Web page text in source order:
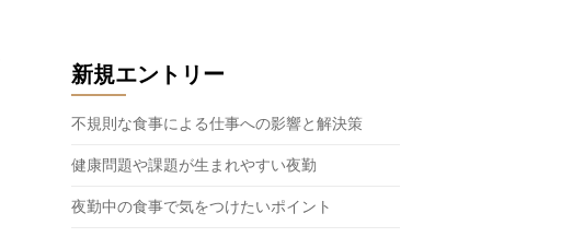
新規エントリー
不規則な食事による仕事への影響と解決策
健康問題や課題が生まれやすい夜勤
夜勤中の食事で気をつけたいポイント